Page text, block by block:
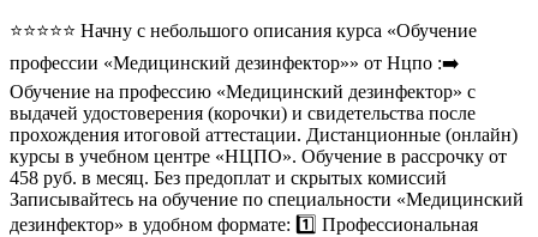
⭐⭐⭐⭐⭐ Начну с небольшого описания курса «Обучение
профессии «Медицинский дезинфектор»» от Нцпо :➡️
Обучение на профессию «Медицинский дезинфектор» с
выдачей удостоверения (корочки) и свидетельства после
прохождения итоговой аттестации. Дистанционные (онлайн)
курсы в учебном центре «НЦПО». Обучение в рассрочку от
458 руб. в месяц. Без предоплат и скрытых комиссий
Записывайтесь на обучение по специальности «Медицинский
дезинфектор» в удобном формате: 1️⃣ Профессиональная